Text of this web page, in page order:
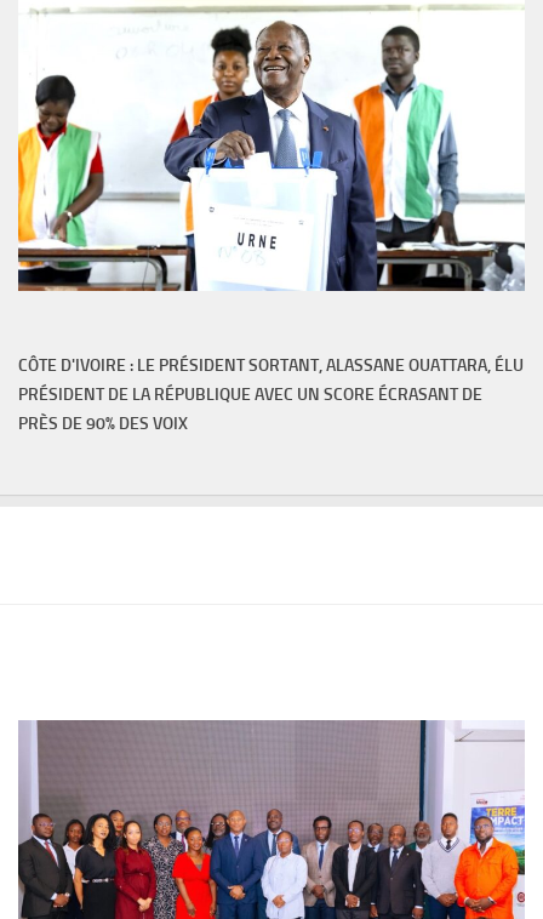
CÔTE D'IVOIRE : LE PRÉSIDENT SORTANT, ALASSANE OUATTARA, ÉLU
PRÉSIDENT DE LA RÉPUBLIQUE AVEC UN SCORE ÉCRASANT DE
PRÈS DE 90% DES VOIX